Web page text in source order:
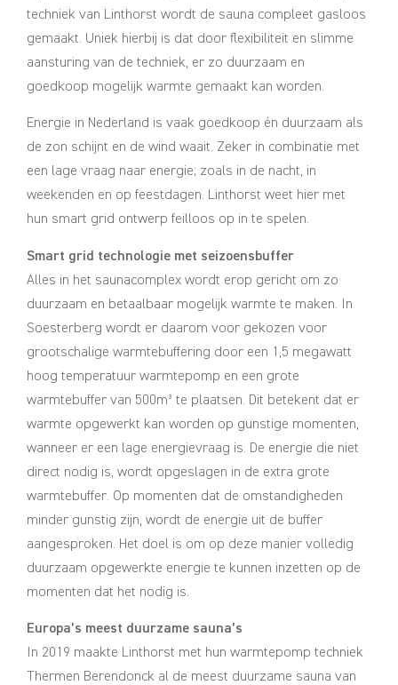
techniek van Linthorst wordt de sauna compleet gasloos
gemaakt. Uniek hierbij is dat door flexibiliteit en slimme
aansturing van de techniek, er zo duurzaam en
goedkoop mogelijk warmte gemaakt kan worden.
Energie in Nederland is vaak goedkoop én duurzaam als
de zon schijnt en de wind waait. Zeker in combinatie met
een lage vraag naar energie; zoals in de nacht, in
weekenden en op feestdagen. Linthorst weet hier met
hun smart grid ontwerp feilloos op in te spelen.
Smart grid technologie met seizoensbuffer
Alles in het saunacomplex wordt erop gericht om zo
duurzaam en betaalbaar mogelijk warmte te maken. In
Soesterberg wordt er daarom voor gekozen voor
grootschalige warmtebuffering door een 1,5 megawatt
hoog temperatuur warmtepomp en een grote
warmtebuffer van 500m³ te plaatsen. Dit betekent dat er
warmte opgewerkt kan worden op gunstige momenten,
wanneer er een lage energievraag is. De energie die niet
direct nodig is, wordt opgeslagen in de extra grote
warmtebuffer. Op momenten dat de omstandigheden
minder gunstig zijn, wordt de energie uit de buffer
aangesproken. Het doel is om op deze manier volledig
duurzaam opgewerkte energie te kunnen inzetten op de
momenten dat het nodig is.
Europa’s meest duurzame sauna’s
In 2019 maakte Linthorst met hun warmtepomp techniek
Thermen Berendonck al de meest duurzame sauna van